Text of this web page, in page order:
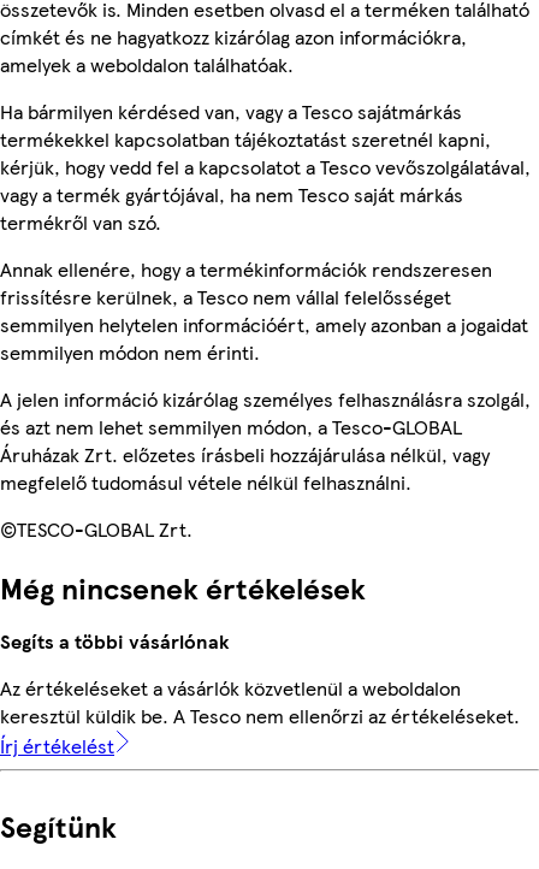
összetevők is. Minden esetben olvasd el a terméken található
címkét és ne hagyatkozz kizárólag azon információkra,
amelyek a weboldalon találhatóak.
Ha bármilyen kérdésed van, vagy a Tesco sajátmárkás
termékekkel kapcsolatban tájékoztatást szeretnél kapni,
kérjük, hogy vedd fel a kapcsolatot a Tesco vevőszolgálatával,
vagy a termék gyártójával, ha nem Tesco saját márkás
termékről van szó.
Annak ellenére, hogy a termékinformációk rendszeresen
frissítésre kerülnek, a Tesco nem vállal felelősséget
semmilyen helytelen információért, amely azonban a jogaidat
semmilyen módon nem érinti.
A jelen információ kizárólag személyes felhasználásra szolgál,
és azt nem lehet semmilyen módon, a Tesco-GLOBAL
Áruházak Zrt. előzetes írásbeli hozzájárulása nélkül, vagy
megfelelő tudomásul vétele nélkül felhasználni.
©TESCO-GLOBAL Zrt.
Még nincsenek értékelések
Segíts a többi vásárlónak
Az értékeléseket a vásárlók közvetlenül a weboldalon
keresztül küldik be. A Tesco nem ellenőrzi az értékeléseket.
Írj értékelést
Segítünk